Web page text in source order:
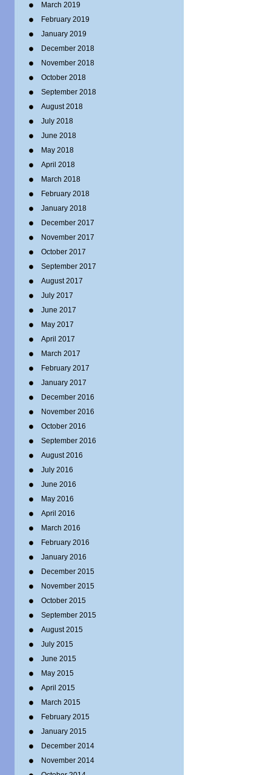
March 2019
February 2019
January 2019
December 2018
November 2018
October 2018
September 2018
August 2018
July 2018
June 2018
May 2018
April 2018
March 2018
February 2018
January 2018
December 2017
November 2017
October 2017
September 2017
August 2017
July 2017
June 2017
May 2017
April 2017
March 2017
February 2017
January 2017
December 2016
November 2016
October 2016
September 2016
August 2016
July 2016
June 2016
May 2016
April 2016
March 2016
February 2016
January 2016
December 2015
November 2015
October 2015
September 2015
August 2015
July 2015
June 2015
May 2015
April 2015
March 2015
February 2015
January 2015
December 2014
November 2014